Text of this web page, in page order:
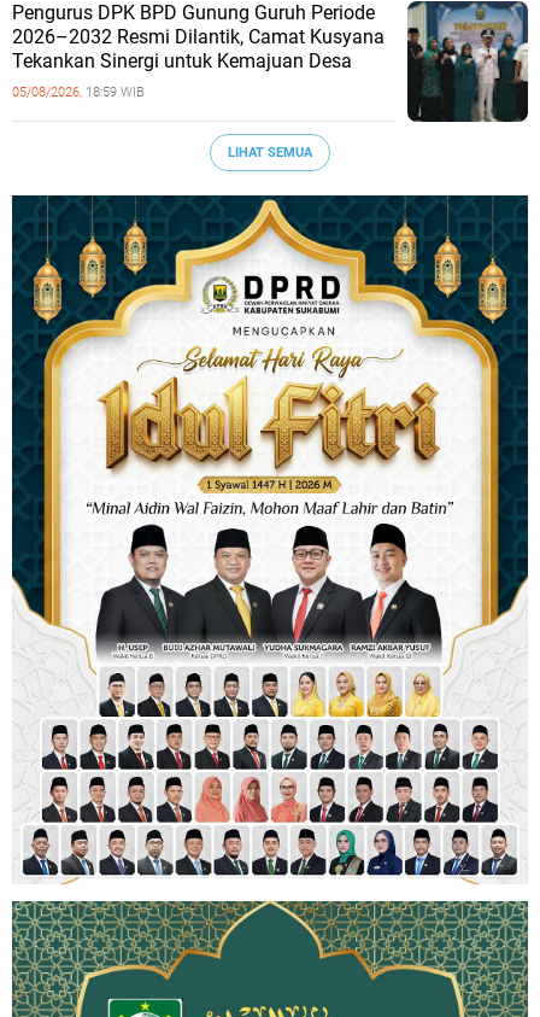
Pengurus DPK BPD Gunung Guruh Periode
2026–2032 Resmi Dilantik, Camat Kusyana
Tekankan Sinergi untuk Kemajuan Desa
05/08/2026, 18:59 WIB
LIHAT SEMUA